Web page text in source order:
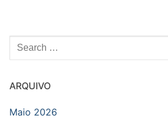
Pesquisar
por:
ARQUIVO
Maio 2026